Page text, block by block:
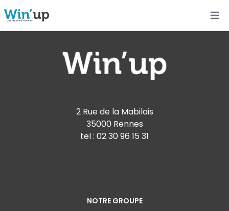
2 Rue de la Mabilais
35000 Rennes
tel : 02 30 96 15 31
NOTRE GROUPE